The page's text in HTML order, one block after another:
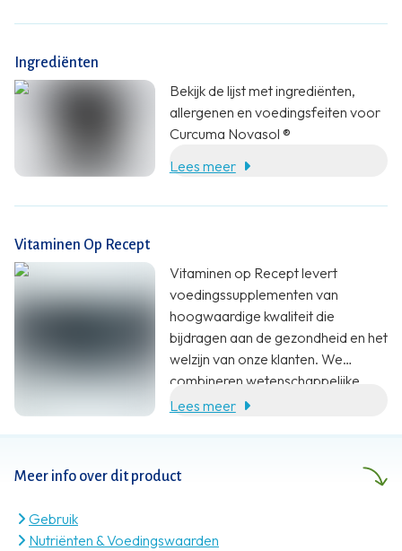
van de gedroogde wortels levert
verschillende verbindingen die ook
wel curcuminoïden worden
genoemd. Curcumine is de
positieve eigenschappen van
Ingrediënten
Bekijk de lijst met ingrediënten,
allergenen en voedingsfeiten voor
Curcuma Novasol ®
Lees meer
Meer info over dit product
Gebruik
Nutriënten & Voedingswaarden
Vitaminen Op Recept
Vitaminen op Recept levert
voedingssupplementen van
hoogwaardige kwaliteit die
bijdragen aan de gezondheid en het
welzijn van onze klanten. We
combineren wetenschappelijke
onderbouwing, specialistische
Lees meer